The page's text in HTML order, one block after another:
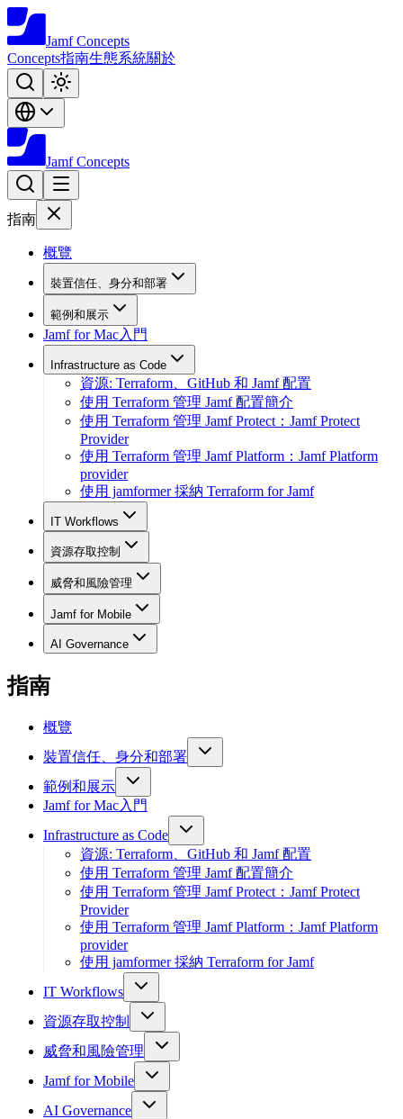
Jamf Concepts
Concepts指南生態系統關於
Jamf Concepts
指南
概覽
裝置信任、身分和部署
範例和展示
Jamf for Mac入門
Infrastructure as Code
資源: Terraform、GitHub 和 Jamf 配置
使用 Terraform 管理 Jamf 配置簡介
使用 Terraform 管理 Jamf Protect：Jamf Protect
Provider
使用 Terraform 管理 Jamf Platform：Jamf Platform
provider
使用 jamformer 採納 Terraform for Jamf
IT Workflows
資源存取控制
威脅和風險管理
Jamf for Mobile
AI Governance
指南
概覽
裝置信任、身分和部署
範例和展示
Jamf for Mac入門
Infrastructure as Code
資源: Terraform、GitHub 和 Jamf 配置
使用 Terraform 管理 Jamf 配置簡介
使用 Terraform 管理 Jamf Protect：Jamf Protect
Provider
使用 Terraform 管理 Jamf Platform：Jamf Platform
provider
使用 jamformer 採納 Terraform for Jamf
IT Workflows
資源存取控制
威脅和風險管理
Jamf for Mobile
AI Governance